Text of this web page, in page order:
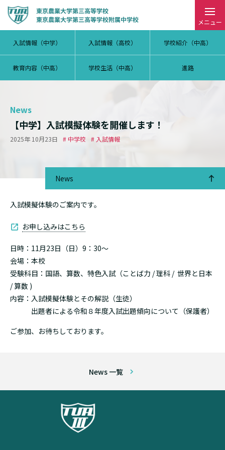
入試情報（中学） 入試情報（高校） 学校紹介（中高）
教育内容（中高） 学校生活（中高） 進路
メニュー
News
【中学】入試模擬体験を開催します！
2025年 10月23日 # 中学校 # 入試情報
News
入試模擬体験のご案内です。
お申し込みはこちら
日時：11月23日（日）9：30～
会場：本校
受験科目：国語、算数、特色入試（ことば力 / 理科 / 世界と日本
/ 算数 )
内容：入試模擬体験とその解説（生徒）
出題者による令和８年度入試出題傾向について（保護者）
ご参加、お待ちしております。
News 一覧